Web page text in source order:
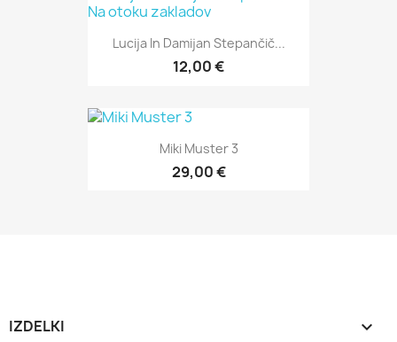
Lucija In Damijan Stepančič...
12,00 €
Miki Muster 3
29,00 €
IZDELKI 